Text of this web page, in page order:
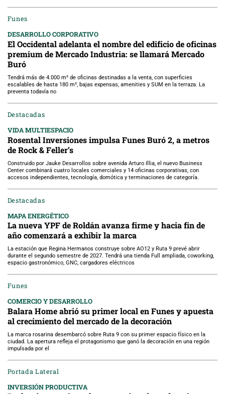
Funes
DESARROLLO CORPORATIVO
El Occidental adelanta el nombre del edificio de oficinas
premium de Mercado Industria: se llamará Mercado
Buró
Tendrá más de 4.000 m² de oficinas destinadas a la venta, con superficies
escalables de hasta 180 m², bajas expensas, amenities y SUM en la terraza. La
preventa todavía no
Destacadas
VIDA MULTIESPACIO
Rosental Inversiones impulsa Funes Buró 2, a metros
de Rock & Feller’s
Construido por Jauke Desarrollos sobre avenida Arturo Illia, el nuevo Business
Center combinará cuatro locales comerciales y 14 oficinas corporativas, con
accesos independientes, tecnología, domótica y terminaciones de categoría.
Destacadas
MAPA ENERGÉTICO
La nueva YPF de Roldán avanza firme y hacia fin de
año comenzará a exhibir la marca
La estación que Regina Hermanos construye sobre AO12 y Ruta 9 prevé abrir
durante el segundo semestre de 2027. Tendrá una tienda Full ampliada, coworking,
espacio gastronómico, GNC, cargadores eléctricos
Funes
COMERCIO Y DESARROLLO
Balara Home abrió su primer local en Funes y apuesta
al crecimiento del mercado de la decoración
La marca rosarina desembarcó sobre Ruta 9 con su primer espacio físico en la
ciudad. La apertura refleja el protagonismo que ganó la decoración en una región
impulsada por el
Portada Lateral
INVERSIÓN PRODUCTIVA